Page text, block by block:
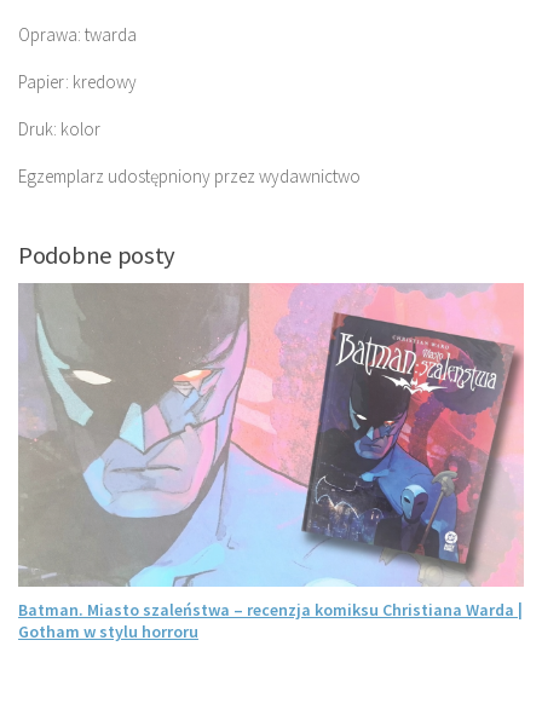
Oprawa: twarda
Papier: kredowy
Druk: kolor
Egzemplarz udostępniony przez wydawnictwo
Podobne posty
Batman. Miasto szaleństwa – recenzja komiksu Christiana Warda |
Gotham w stylu horroru